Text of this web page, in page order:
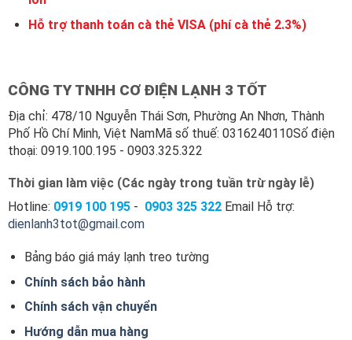
Hỗ trợ thanh toán cà thẻ VISA (phí cà thẻ 2.3%)
CÔNG TY TNHH CƠ ĐIỆN LẠNH 3 TỐT
Địa chỉ: 478/10 Nguyễn Thái Sơn, Phường An Nhơn, Thành
Phố Hồ Chí Minh, Việt NamMã số thuế: 0316240110Số điện
thoại: 0919.100.195 - 0903.325.322
Thời gian làm việc (Các ngày trong tuần trừ ngày lễ)
Hotline: 0919 100 195 - 0903 325 322 Email Hỗ trợ:
dienlanh3tot@gmail.com
Bảng báo giá máy lạnh treo tường
Chính sách bảo hành
Chính sách vận chuyển
Hướng dẫn mua hàng